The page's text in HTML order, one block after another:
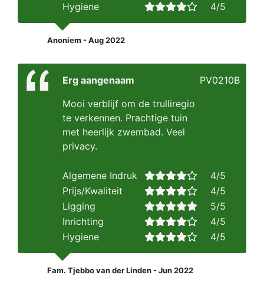
Hygiene
4/5
Anoniem - Aug 2022
Erg aangenaam
Mooi verblijf om de trulliregio
te verkennen. Prachtige tuin
met heerlijk zwembad. Veel
privacy.
PV0210B
Algemene Indruk
4/5
Prijs/Kwaliteit
4/5
Ligging
5/5
Inrichting
4/5
Hygiene
4/5
Fam. Tjebbo van der Linden - Jun 2022